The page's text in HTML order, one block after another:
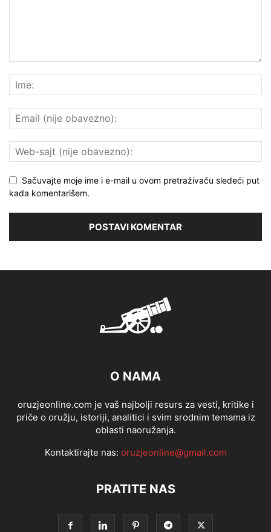
Sačuvajte moje ime i e-mail u ovom pretraživaču sledeći put
kada komentarišem.
O NAMA
oruzjeonline.com je vaš najbolji resurs za vesti, kritike i
priče o oružju, istoriji, analitici i svim srodnim temama iz
oblasti naoružanja.
Kontaktirajte nas: oruzjeonline@gmail.com
PRATITE NAS